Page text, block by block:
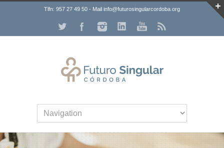
Tlfn: 957 27 49 50 - Mail info@futurosingularcordoba.org